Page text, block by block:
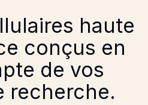
haute
conçus en
de vos
recherche.